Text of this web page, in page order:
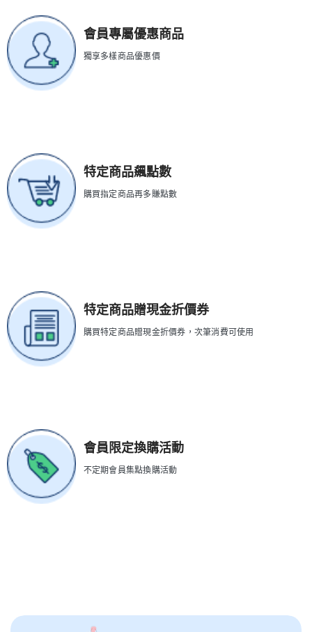
會員專屬優惠商品
獨享多樣商品優惠價
特定商品飆點數
購買指定商品再多賺點數
特定商品贈現金折價券
購買特定商品贈現金折價券，次筆消費可使用
會員限定換購活動
不定期會員集點換購活動